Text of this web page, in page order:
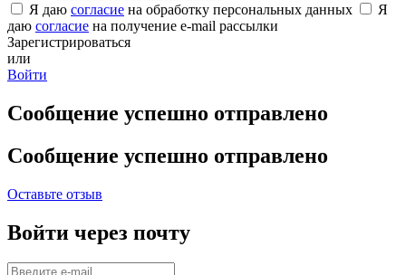
Я даю согласие на обработку персональных данных
Я
даю согласие на получение e-mail рассылки
Зарегистрироваться
или
Войти
Сообщение успешно отправлено
Сообщение успешно отправлено
Оставьте отзыв
Войти через почту